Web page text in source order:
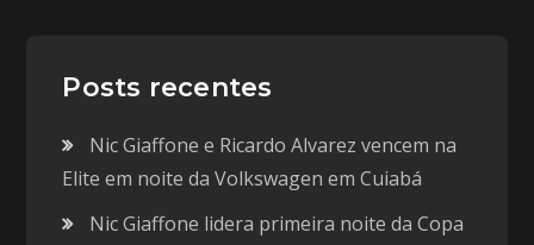
Posts recentes
Nic Giaffone e Ricardo Alvarez vencem na
Elite em noite da Volkswagen em Cuiabá
Nic Giaffone lidera primeira noite da Copa